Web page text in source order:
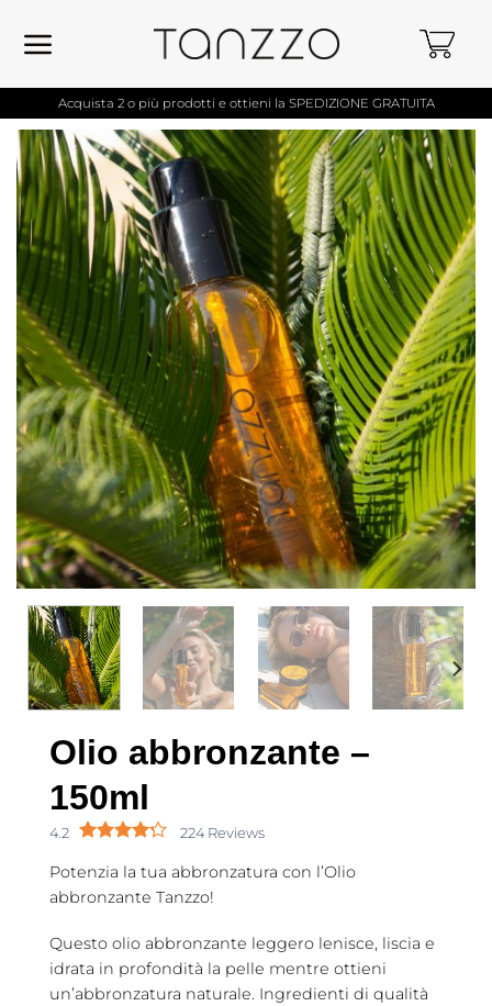
content
Acquista 2 o più prodotti e ottieni la SPEDIZIONE GRATUITA
Olio abbronzante –
150ml
4.2 224 Reviews
Potenzia la tua abbronzatura con l’Olio
abbronzante Tanzzo!
Questo olio abbronzante leggero lenisce, liscia e
idrata in profondità la pelle mentre ottieni
un’abbronzatura naturale. Ingredienti di qualità